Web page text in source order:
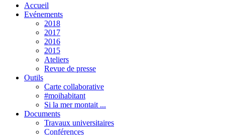
Accueil
Evénements
2018
2017
2016
2015
Ateliers
Revue de presse
Outils
Carte collaborative
#moihabitant
Si la mer montait ...
Documents
Travaux universitaires
Conférences